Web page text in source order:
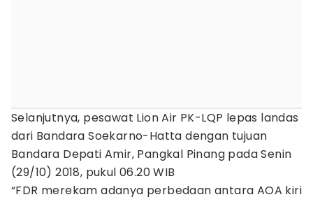
Selanjutnya, pesawat Lion Air PK-LQP lepas landas
dari Bandara Soekarno-Hatta dengan tujuan
Bandara Depati Amir, Pangkal Pinang pada Senin
(29/10) 2018, pukul 06.20 WIB
“FDR merekam adanya perbedaan antara AOA kiri